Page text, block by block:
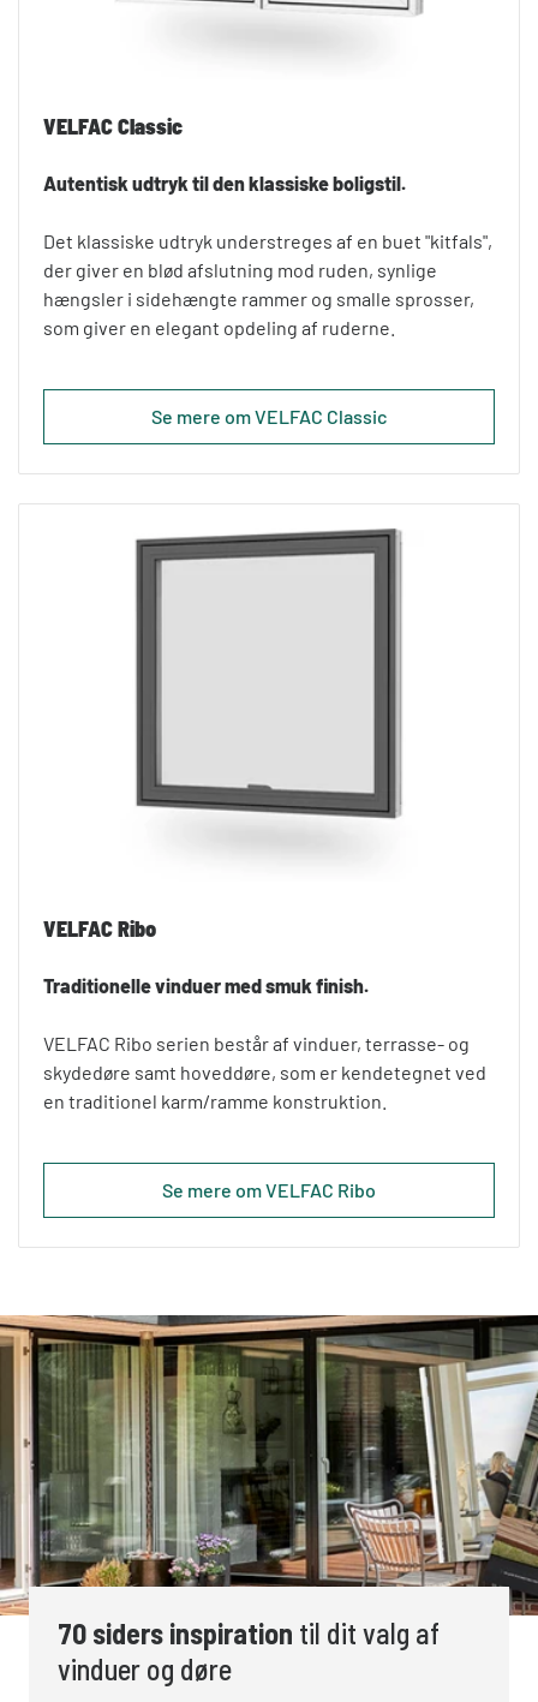
VELFAC Classic
Autentisk udtryk til den klassiske boligstil.
Det klassiske udtryk understreges af en buet "kitfals",
der giver en blød afslutning mod ruden, synlige
hængsler i sidehængte rammer og smalle sprosser,
som giver en elegant opdeling af ruderne.
Se mere om VELFAC Classic
VELFAC Ribo
Traditionelle vinduer med smuk finish.
VELFAC Ribo serien består af vinduer, terrasse- og
skydedøre samt hoveddøre, som er kendetegnet ved
en traditionel karm/ramme konstruktion.
Se mere om VELFAC Ribo
70 siders inspiration til dit valg af
vinduer og døre